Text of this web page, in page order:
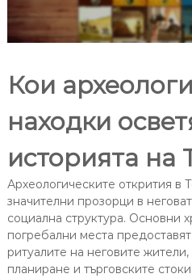
Кои
находки
историята на
Археологическите открития в
значителни прозорци в
социална структура. Основни
погребални места
ритуалите на неговите
планиране и търговските